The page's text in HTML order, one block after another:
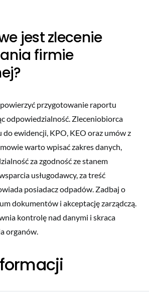
jest zlecenie
firmie
przygotowanie raportu
odpowiedzialność. Zleceniobiorca
ewidencji, KPO, KEO oraz umów z
warto wpisać zakres danych,
za zgodność ze stanem
usługodawcy, za treść
posiadacz odpadów. Zadbaj o
dokumentów i akceptację zarządczą.
kontrolę nad danymi i skraca
organów.